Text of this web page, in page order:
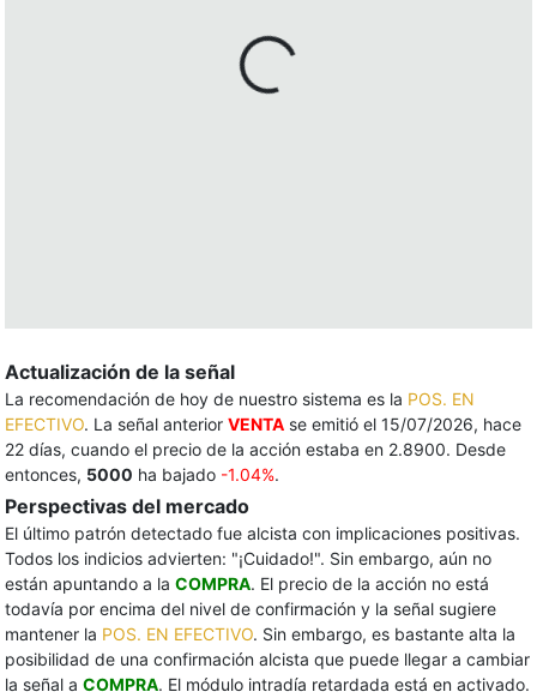
Actualización de la señal
La recomendación de hoy de nuestro sistema es la POS. EN
EFECTIVO. La señal anterior VENTA se emitió el 15/07/2026, hace
22 días, cuando el precio de la acción estaba en 2.8900. Desde
entonces, 5000 ha bajado -1.04%.
Perspectivas del mercado
El último patrón detectado fue alcista con implicaciones positivas.
Todos los indicios advierten: "¡Cuidado!". Sin embargo, aún no
están apuntando a la COMPRA. El precio de la acción no está
todavía por encima del nivel de confirmación y la señal sugiere
mantener la POS. EN EFECTIVO. Sin embargo, es bastante alta la
posibilidad de una confirmación alcista que puede llegar a cambiar
la señal a COMPRA. El módulo intradía retardada está en activado.